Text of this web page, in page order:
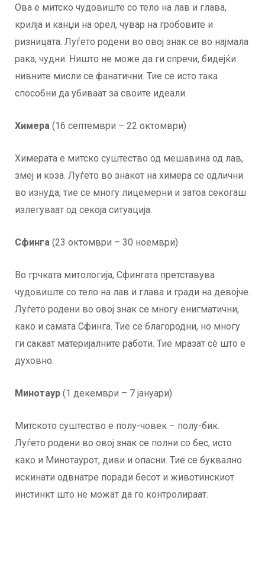
Ова е митско чудовиште со тело на лав и глава,
крилја и канџи на орел, чувар на гробовите и
ризницата. Луѓето родени во овој знак се во најмала
рака, чудни. Ништо не може да ги спречи, бидејќи
нивните мисли се фанатични. Тие се исто така
способни да убиваат за своите идеали.
Химера (16 септември – 22 октомври)
Химерата е митско суштество од мешавина од лав,
змеј и коза. Луѓето во знакот на химера се одлични
во изнуда, тие се многу лицемерни и затоа секогаш
излегуваат од секоја ситуација.
Сфинга (23 октомври – 30 ноември)
Во грчката митологија, Сфингата претставува
чудовиште со тело на лав и глава и гради на девојче.
Луѓето родени во овој знак се многу енигматични,
како и самата Сфинга. Тие се благородни, но многу
ги сакаат материјалните работи. Тие мразат сè што е
духовно.
Минотаур (1 декември – 7 јануари)
Митското суштество е полу-човек – полу-бик.
Луѓето родени во овој знак се полни со бес, исто
како и Минотаурот, диви и опасни. Тие се буквално
искинати одвнатре поради бесот и животинскиот
инстинкт што не можат да го контролираат.